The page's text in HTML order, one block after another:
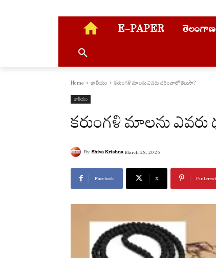
E-PAPER తెలంగాణ
Home జాతీయం కరుంగళి మాలను ఎవరు ధరించాలో తెలుసా?
జాతీయం
కరుంగళి మాలను
By Shiva Krishna March 28, 2026
Facebook X Pinterest